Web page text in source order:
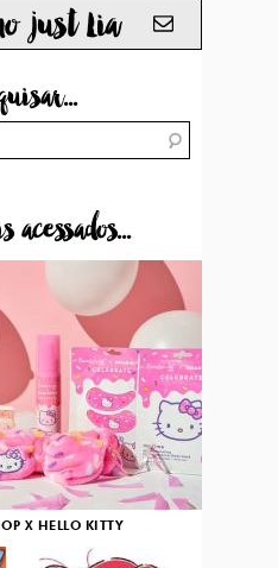
just Lia
acessados...
X HELLO KITTY